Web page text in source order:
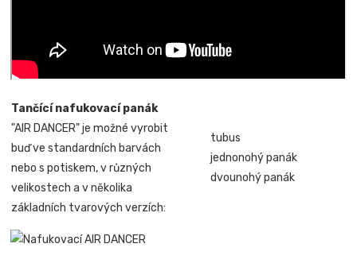
Tančící nafukovací panák
"AIR DANCER" je možné vyrobit
buď ve standardních barvách
nebo s potiskem, v různých
velikostech a v několika
základních tvarových verzích:
tubus
jednonohý panák
dvounohý panák